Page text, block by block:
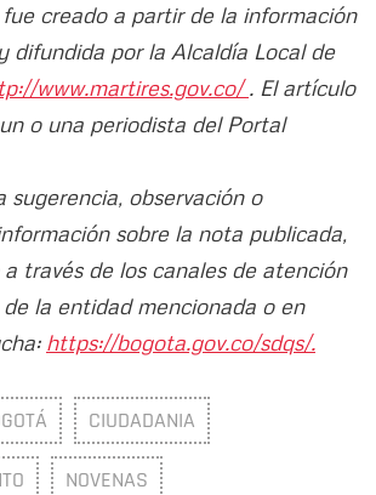
creado a partir de la información
difundida por la Alcaldía Local de
www.martires.gov.co/. El artículo
o una periodista del Portal
sugerencia, observación o
sobre la nota publicada,
través de los canales de atención
la entidad mencionada o en
https://bogota.gov.co/sdqs/.
CIUDADANIA
NOVENAS